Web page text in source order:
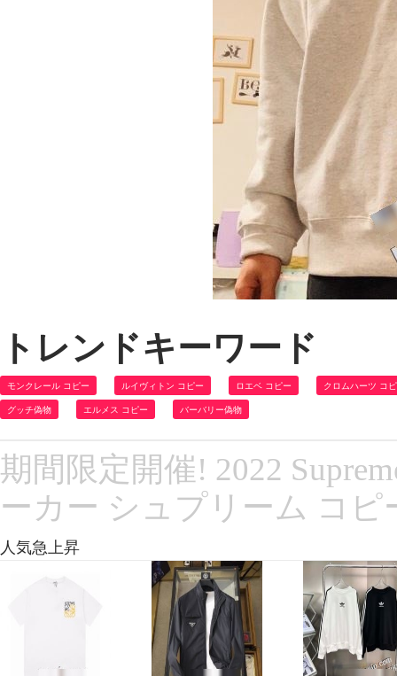
トレンドキーワード
モンクレール コピー ルイヴィトン コピー ロエベ コピー クロムハーツ コ
グッチ偽物 エルメス コピー バーバリー偽物
期間限定開催! 2022
ーカー シュプリーム コピ
人気急上昇